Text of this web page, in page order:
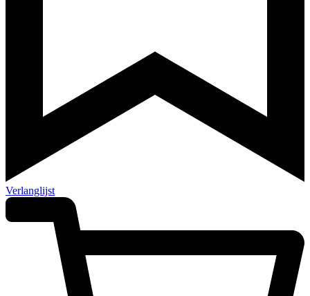
Verlanglijst